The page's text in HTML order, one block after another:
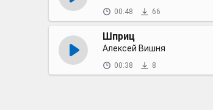
00:48 66
Шприц
Алексей Вишня
00:38 8